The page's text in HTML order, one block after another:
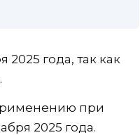
года, так как
при
2025 года.